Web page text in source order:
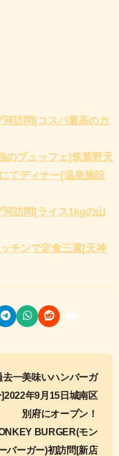
訪問[コスパ最高のカ
のブュッフェ]筑紫野天
てディナー[温泉施設
訪問[ライス1kgの山
チンで定食三選[天神
去一美味いハンバーガ
]2022年9月15日城南区
別府にオープン！
BURGER(モン
バーガー)初訪問[新店